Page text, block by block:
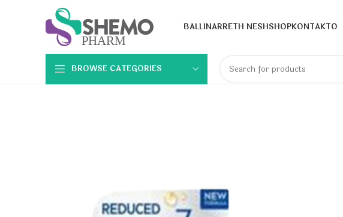
BALLINARRETH NESHSHOPKONTAKTO
BROWSE CATEGORIES